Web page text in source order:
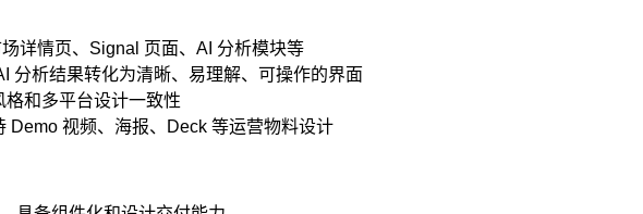
详情页、Signal 页面、AI 分析模块等
分析结果转化为清晰、易理解、可操作的界面
和多平台设计一致性
Demo 视频、海报、Deck 等运营物料设计